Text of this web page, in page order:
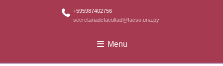
+595987402756
secretariadefacultad@facso.una.py
Menu